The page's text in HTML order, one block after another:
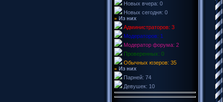
Новых вчера: 0
Новых сегодня: 0
» Из них
Администраторов: 3
Модераторов: 1
Модератор форума: 2
Проверенных: 0
Обычных юзеров: 35
» Из них
Парней: 74
Девушек: 10